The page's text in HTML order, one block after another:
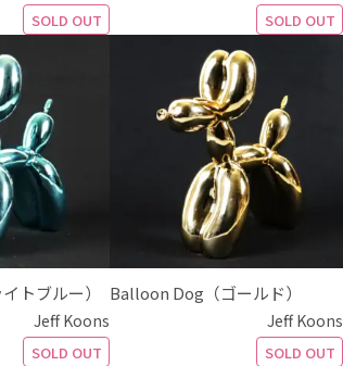
SOLD OUT SOLD OUT
トブルー）
Jeff Koons
SOLD OUT
Balloon Dog（ゴールド）
Jeff Koons
SOLD OUT